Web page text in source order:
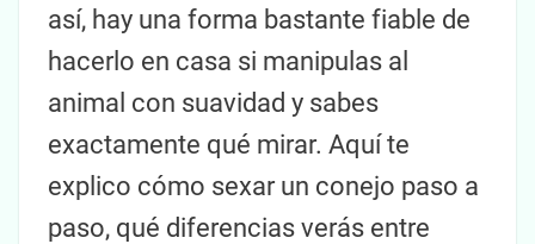
así, hay una forma bastante fiable de
hacerlo en casa si manipulas al
animal con suavidad y sabes
exactamente qué mirar. Aquí te
explico cómo sexar un conejo paso a
paso, qué diferencias verás entre